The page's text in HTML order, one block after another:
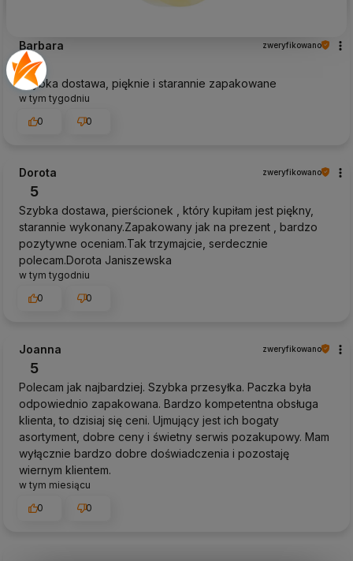
Barbara zweryfikowano
5
Szybka dostawa, pięknie i starannie zapakowane
w tym tygodniu
0
0
Dorota zweryfikowano
5
Szybka dostawa, pierścionek , który kupiłam jest piękny,
starannie wykonany.Zapakowany jak na prezent , bardzo
pozytywne oceniam.Tak trzymajcie, serdecznie
polecam.Dorota Janiszewska
w tym tygodniu
0
0
Joanna zweryfikowano
5
Polecam jak najbardziej. Szybka przesyłka. Paczka była
odpowiednio zapakowana. Bardzo kompetentna obsługa
klienta, to dzisiaj się ceni. Ujmujący jest ich bogaty
asortyment, dobre ceny i świetny serwis pozakupowy. Mam
wyłącznie bardzo dobre doświadczenia i pozostaję
wiernym klientem.
w tym miesiącu
0
0